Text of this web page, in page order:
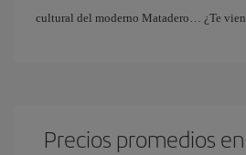
cultural del moderno Matadero… ¿Te
Precios promedios